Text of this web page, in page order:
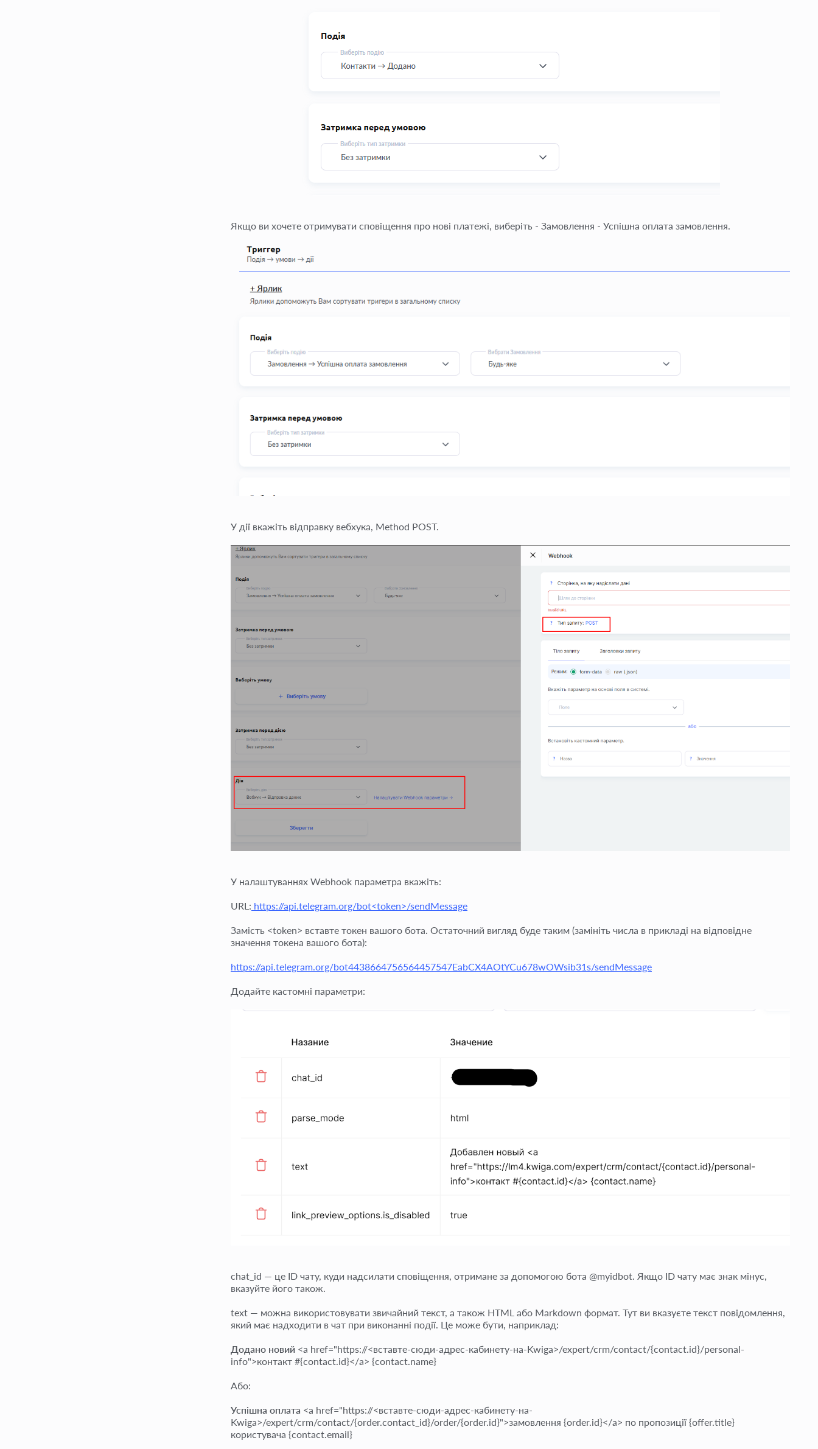
Якщо ви хочете отримувати сповіщення про нові платежі, виберіть - Замовлення - Успішна оплата замовлення.
У дії вкажіть відправку вебхука, Method POST.
У налаштуваннях Webhook параметра вкажіть:
URL: https://api.telegram.org/bot<token>/sendMessage
Замість <token> вставте токен вашого бота. Остаточний вигляд буде таким (замініть числа в прикладі на відповідне
значення токена вашого бота):
https://api.telegram.org/bot4438664756564457547EabCX4AOtYCu678wOWsib31s/sendMessage
Додайте кастомні параметри:
chat_id — це ID чату, куди надсилати сповіщення, отримане за допомогою бота @myidbot. Якщо ID чату має знак мінус,
вказуйте його також.
text — можна використовувати звичайний текст, а також HTML або Markdown формат. Тут ви вказуєте текст повідомлення,
який має надходити в чат при виконанні події. Це може бути, наприклад:
Додано новий <a href="https://<вставте-сюди-адрес-кабинету-на-Kwiga>/expert/crm/contact/{contact.id}/personal-
info">контакт #{contact.id}</a> {contact.name}
Або:
Успішна оплата <a href="https://<вставте-сюди-адрес-кабинету-на-
Kwiga>/expert/crm/contact/{order.contact_id}/order/{order.id}">замовлення {order.id}</a> по пропозиції {offer.title}
користувача {contact.email}